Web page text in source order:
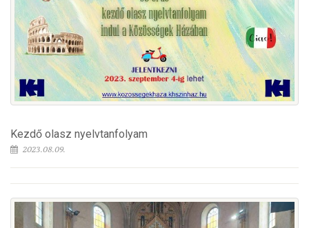
Kezdő olasz nyelvtanfolyam
2023.08.09.